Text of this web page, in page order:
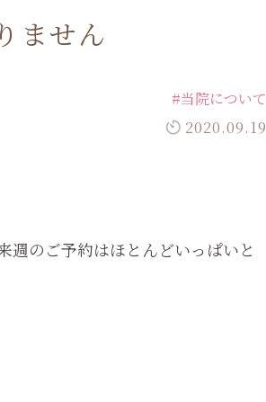
ません
#当院について
2020.09.19
のご予約はほとんどいっぱいと